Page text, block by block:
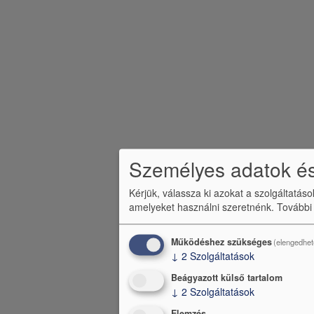
Személyes adatok
Kérjük, válassza ki azokat a
amelyeket használni szeretnénk.
Működéshez szükséges
↓ 2 Szolgáltatások
Beágyazott külső tartalom
↓ 2 Szolgáltatások